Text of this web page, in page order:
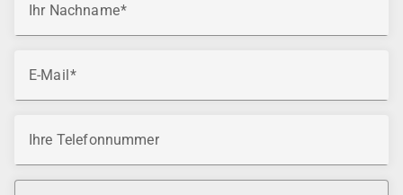
Ihr Nachname
E-Mail
Ihre Telefonnummer